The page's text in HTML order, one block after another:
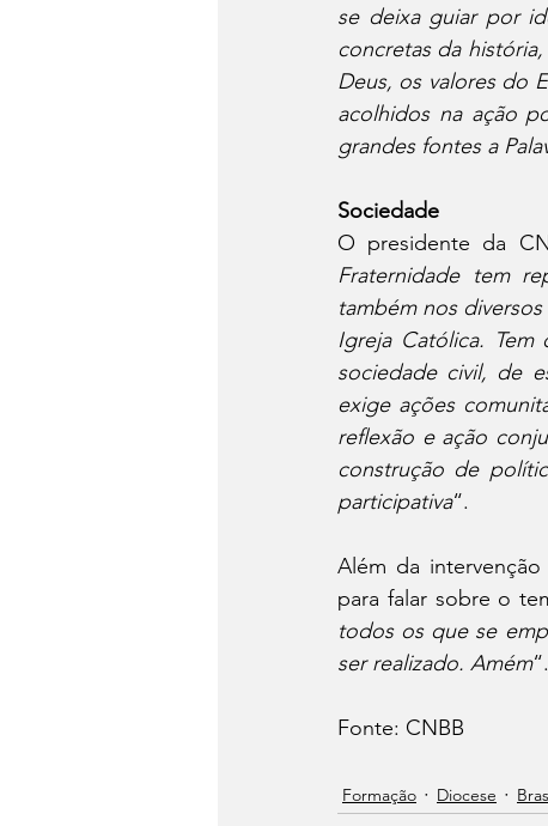
se deixa guiar por
concretas da
Deus, os valores do
acolhidos na ação
grandes fontes a
Sociedade
O presidente da
Fraternidade tem
também nos
Igreja Católica.
sociedade civil, de
exige ações
reflexão e ação
construção de
participativa“.
Além da
para falar sobre o
todos os que se
ser realizado. Amém“.
Fonte: CNBB
Formação Diocese